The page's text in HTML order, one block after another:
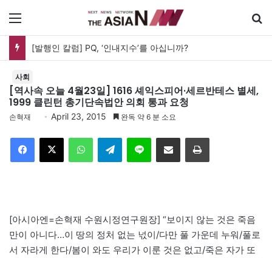
[발행인 칼럼] PQ, ‘인내지수’를 아십니까?
사회
[역사속 오늘 4월23일] 1616 셰익스피어·세르반테스 별세,
1999 클린턴 총기단속법안 의회 통과 요청
손혁재 April 23, 2015 완독 약 6 분 소요
Telegram 이메일
[아시아엔=손혁재 수원시정연구원장] “보이지 않는 것은 죽음
만이 아니다…이 땅의 정처 없는 넋이/다만 풀 가운데 누워/풀로
서 자라게 한다/봄이 와도 우리가 이룬 것은 없고/죽은 자가 또